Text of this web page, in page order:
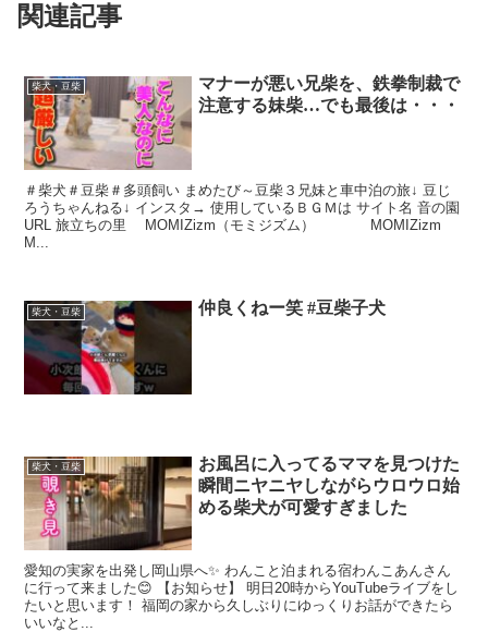
関連記事
柴犬・豆柴
マナーが悪い兄柴を、鉄拳制裁で
注意する妹柴…でも最後は・・・
＃柴犬＃豆柴＃多頭飼い まめたび～豆柴３兄妹と車中泊の旅↓ 豆じ
ろうちゃんねる↓ インスタ→ 使用しているＢＧＭは サイト名 音の園
URL 旅立ちの里 MOMIZizm（モミジズム） MOMIZizm
M...
柴犬・豆柴 仲良くねー笑 #豆柴子犬
柴犬・豆柴
お風呂に入ってるママを見つけた
瞬間ニヤニヤしながらウロウロ始
める柴犬が可愛すぎました
愛知の実家を出発し岡山県へ✨ わんこと泊まれる宿わんこあんさん
に行って来ました😊 【お知らせ】 明日20時からYouTubeライブをし
たいと思います！ 福岡の家から久しぶりにゆっくりお話ができたら
いいなと...